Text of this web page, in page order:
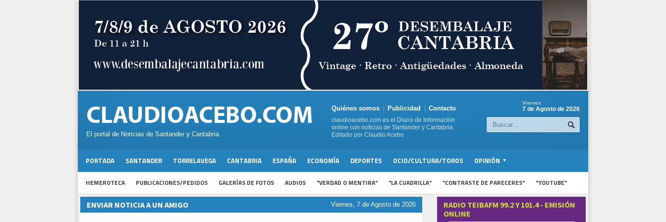
El portal de Noticias de Santander y Cantabria
Quiénes somos Publicidad Contacto
claudioacebo.com es el Diario de Información
online con noticias de Santander y Cantabria.
Editado por Claudio Acebo
Viernes
7 de Agosto de 2026
PORTADA SANTANDER TORRELAVEGA CANTABRIA ESPAÑA ECONOMÍA DEPORTES OCIO/CULTURA/TOROS OPINIÓN
HEMEROTECA PUBLICACIONES/PEDIDOS GALERÍAS DE FOTOS AUDIOS "VERDAD O MENTIRA" "LA CUADRILLA" "CONTRASTE DE PARECERES" "YOUTUBE"
Viernes, 7 de Agosto de 2026
ENVIAR NOTICIA A UN AMIGO
RADIO TEIBAFM 99.2 Y 101.4 - EMISIÓN
ONLINE